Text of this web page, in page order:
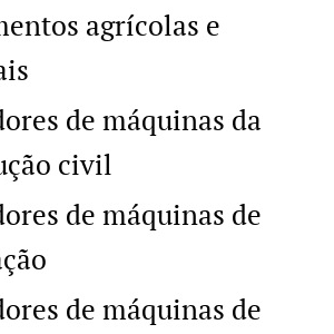
agrícolas e
de máquinas da
civil
de máquinas de
de máquinas de